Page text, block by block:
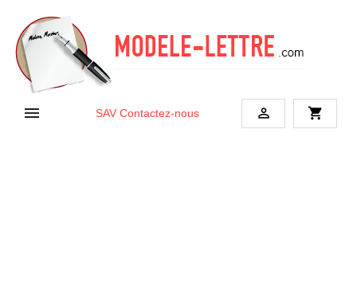
 SAV Contactez-nous  shopping_cart